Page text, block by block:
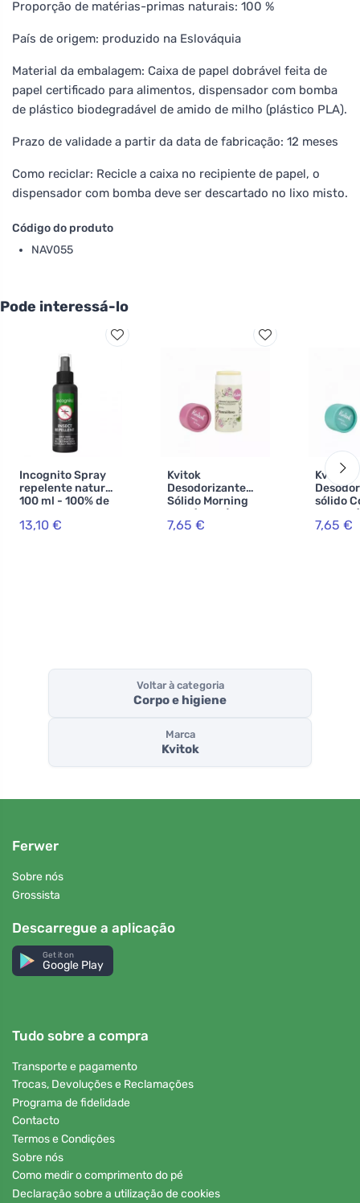
Proporção de matérias-primas naturais: 100 %
País de origem: produzido na Eslováquia
Material da embalagem: Caixa de papel dobrável feita de
papel certificado para alimentos, dispensador com bomba
de plástico biodegradável de amido de milho (plástico PLA).
Prazo de validade a partir da data de fabricação: 12 meses
Como reciclar: Recicle a caixa no recipiente de papel, o
dispensador com bomba deve ser descartado no lixo misto.
Código do produto
NAV055
Pode interessá-lo
Incognito Spray
repelente natural
100 ml - 100% de
todos os insectos
13,10 €
Kvitok
Desodorizante
Sólido Morning
Dew (42 ml) -
eficaz até 24
7,65 €
Kvitok
sólido
Breeze
eficaz
7,65 €
Voltar à categoria
Corpo e higiene
Marca
Kvitok
Ferwer
Sobre nós
Grossista
Descarregue a aplicação
Get it on
Google Play
Tudo sobre a compra
Transporte e pagamento
Trocas, Devoluções e Reclamações
Programa de fidelidade
Contacto
Termos e Condições
Sobre nós
Como medir o comprimento do pé
Declaração sobre a utilização de cookies